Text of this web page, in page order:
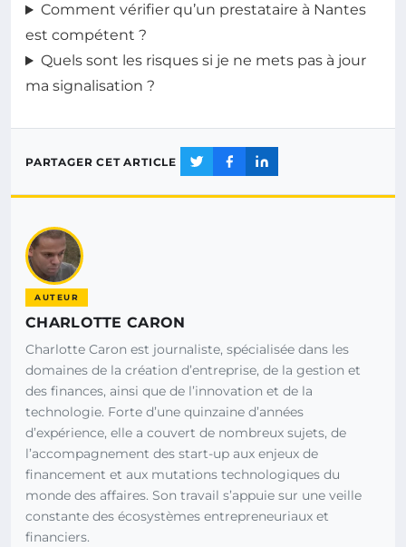
Comment vérifier qu’un prestataire à Nantes
est compétent ?
Quels sont les risques si je ne mets pas à jour
ma signalisation ?
PARTAGER CET ARTICLE
AUTEUR
CHARLOTTE CARON
Charlotte Caron est journaliste, spécialisée dans les
domaines de la création d’entreprise, de la gestion et
des finances, ainsi que de l’innovation et de la
technologie. Forte d’une quinzaine d’années
d’expérience, elle a couvert de nombreux sujets, de
l’accompagnement des start-up aux enjeux de
financement et aux mutations technologiques du
monde des affaires. Son travail s’appuie sur une veille
constante des écosystèmes entrepreneuriaux et
financiers.